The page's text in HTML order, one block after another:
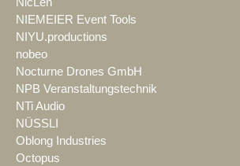
NIEMEIER Event Tools
NIYU.productions
nobeo
Nocturne Drones GmbH
NPB Veranstaltungstechnik
NTi Audio
NÜSSLI
Oblong Industries
Octopus